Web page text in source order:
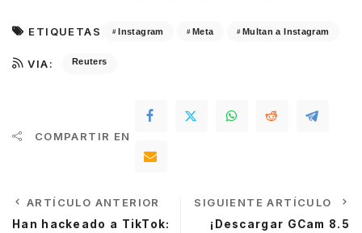
ETIQUETAS Instagram Meta Multan a Instagram
VIA: Reuters
COMPARTIR EN
ARTÍCULO ANTERIOR
Han hackeado a TikTok:
SIGUIENTE ARTÍCULO
¡Descargar GCam 8.5